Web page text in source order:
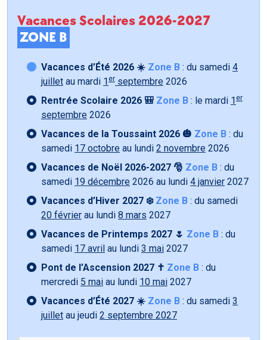
Vacances Scolaires 2026-2027
ZONE B
Vacances d’Été 2026 ☀️ Zone B : du samedi 4
juillet au mardi 1 er septembre 2026
Rentrée Scolaire 2026 🎒 Zone B : le mardi 1 er
septembre 2026
Vacances de la Toussaint 2026 🎃 Zone B : du
samedi 17 octobre au lundi 2 novembre 2026
Vacances de Noël 2026-2027 🎅 Zone B : du
samedi 19 décembre 2026 au lundi 4 janvier 2027
Vacances d’Hiver 2027 ❄️ Zone B : du samedi
20 février au lundi 8 mars 2027
Vacances de Printemps 2027 🌷 Zone B : du
samedi 17 avril au lundi 3 mai 2027
Pont de l’Ascension 2027 ✝️ Zone B : du
mercredi 5 mai au lundi 10 mai 2027
Vacances d’Été 2027 ☀️ Zone B : du samedi 3
juillet au jeudi 2 septembre 2027